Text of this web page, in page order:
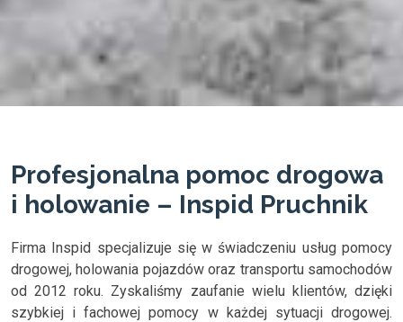
Profesjonalna pomoc drogowa
i holowanie – Inspid Pruchnik
Firma Inspid specjalizuje się w świadczeniu usług pomocy
drogowej, holowania pojazdów oraz transportu samochodów
od 2012 roku. Zyskaliśmy zaufanie wielu klientów, dzięki
szybkiej i fachowej pomocy w każdej sytuacji drogowej.